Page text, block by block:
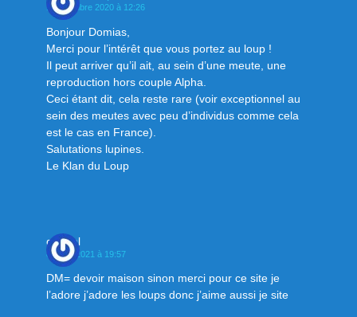
1 décembre 2020 à 12:26
Bonjour Domias,
Merci pour l’intérêt que vous portez au loup !
Il peut arriver qu’il ait, au sein d’une meute, une
reproduction hors couple Alpha.
Ceci étant dit, cela reste rare (voir exceptionnel au
sein des meutes avec peu d’individus comme cela
est le cas en France).
Salutations lupines.
Le Klan du Loup
gabriel
8 mars 2021 à 19:57
DM= devoir maison sinon merci pour ce site je
l’adore j’adore les loups donc j’aime aussi je site